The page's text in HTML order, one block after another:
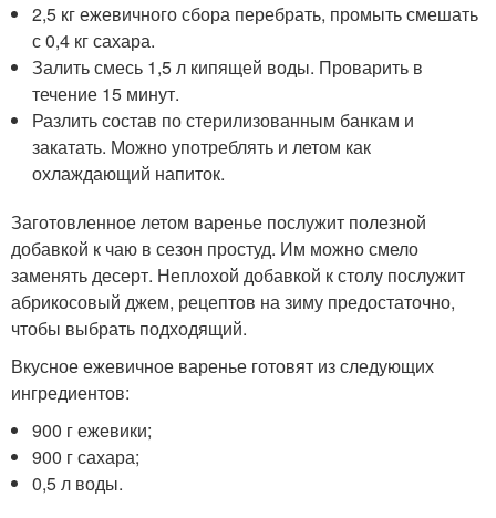
2,5 кг ежевичного сбора перебрать, промыть смешать
с 0,4 кг сахара.
Залить смесь 1,5 л кипящей воды. Проварить в
течение 15 минут.
Разлить состав по стерилизованным банкам и
закатать. Можно употреблять и летом как
охлаждающий напиток.
Заготовленное летом варенье послужит полезной
добавкой к чаю в сезон простуд. Им можно смело
заменять десерт. Неплохой добавкой к столу послужит
абрикосовый джем, рецептов на зиму предостаточно,
чтобы выбрать подходящий.
Вкусное ежевичное варенье готовят из следующих
ингредиентов:
900 г ежевики;
900 г сахара;
0,5 л воды.